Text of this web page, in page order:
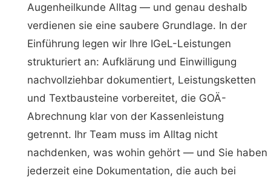
Augenheilkunde Alltag — und genau deshalb
verdienen sie eine saubere Grundlage. In der
Einführung legen wir Ihre IGeL-Leistungen
strukturiert an: Aufklärung und Einwilligung
nachvollziehbar dokumentiert, Leistungsketten
und Textbausteine vorbereitet, die GOÄ-
Abrechnung klar von der Kassenleistung
getrennt. Ihr Team muss im Alltag nicht
nachdenken, was wohin gehört — und Sie haben
jederzeit eine Dokumentation, die auch bei